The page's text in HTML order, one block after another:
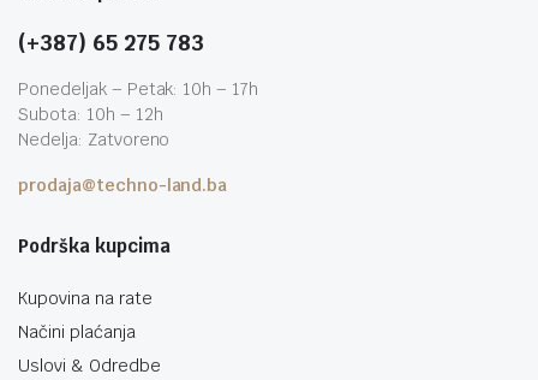
(+387) 65 275 783
Ponedeljak – Petak: 10h – 17h
Subota: 10h – 12h
Nedelja: Zatvoreno
prodaja@techno-land.ba
Podrška kupcima
Kupovina na rate
Načini plaćanja
Uslovi & Odredbe